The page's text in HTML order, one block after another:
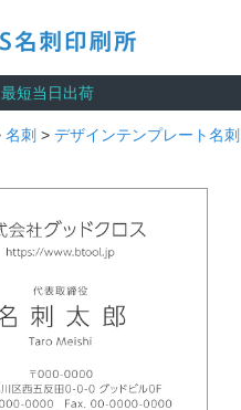
短当日出荷
名刺 > デザインテンプレート名刺